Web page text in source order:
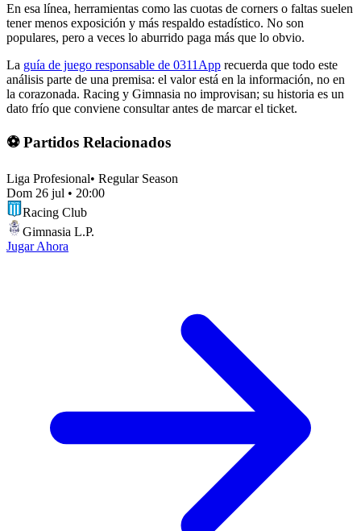
En esa línea, herramientas como las cuotas de corners o faltas suelen
tener menos exposición y más respaldo estadístico. No son
populares, pero a veces lo aburrido paga más que lo obvio.
La guía de juego responsable de 0311App recuerda que todo este
análisis parte de una premisa: el valor está en la información, no en
la corazonada. Racing y Gimnasia no improvisan; su historia es un
dato frío que conviene consultar antes de marcar el ticket.
⚽ Partidos Relacionados
Liga Profesional• Regular Season
Dom 26 jul • 20:00
Racing Club
Gimnasia L.P.
Jugar Ahora